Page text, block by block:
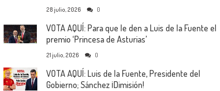
28 julio, 2026 0
VOTA AQUÍ: Para que le den a Luis de la Fuente el
premio ‘Princesa de Asturias’
21 julio, 2026 0
VOTA AQUÍ: Luis de la Fuente, Presidente del
Gobierno; Sánchez ¡Dimisión!